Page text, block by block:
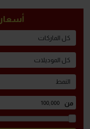
أسعار
كل الماركات
كل الموديلات
النمط